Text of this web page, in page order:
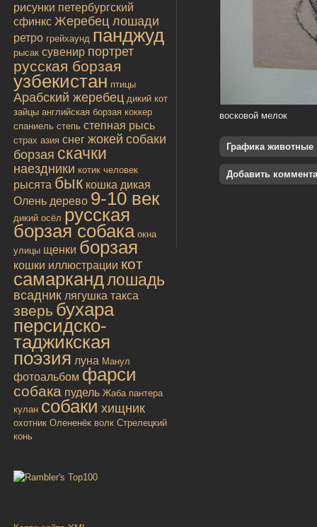
рисунки петербургский
сфинкс Жеребец лошади
ретро грейхаунд панджуд
рысак сувенир портрет
русская борзая
узбекистан птицы
Арабский жеребец дикий кот
зайцы английская борзая коккер
спаниель степь степная рысь
страх азия снег жокей собаки
борзая скачки
наездники котик человек
рысята бык кошка дикая
Олень дерево 9-10 век
дикий осёл русская
борзая собака окна
улицы щенки борзая
кошки иллюстрации кот
самаркандлошадь
всадник лягушка такса
зверь бухара
персидско-
таджикская
поэзия луна Манул
фотоальбом фарси
собака пудель Жаба пантера
кулан собаки хищник
охотник Олененёк волк Стрелецкий
конь
восковой мелок
Графика животные
Добавить